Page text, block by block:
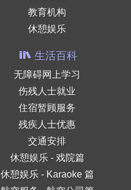
教育机构
休憩娱乐
生活百科
无障碍网上学习
伤残人士就业
住宿暂顾服务
残疾人士优惠
交通安排
休憩娱乐 - 戏院篇
休憩娱乐 - Karaoke 篇